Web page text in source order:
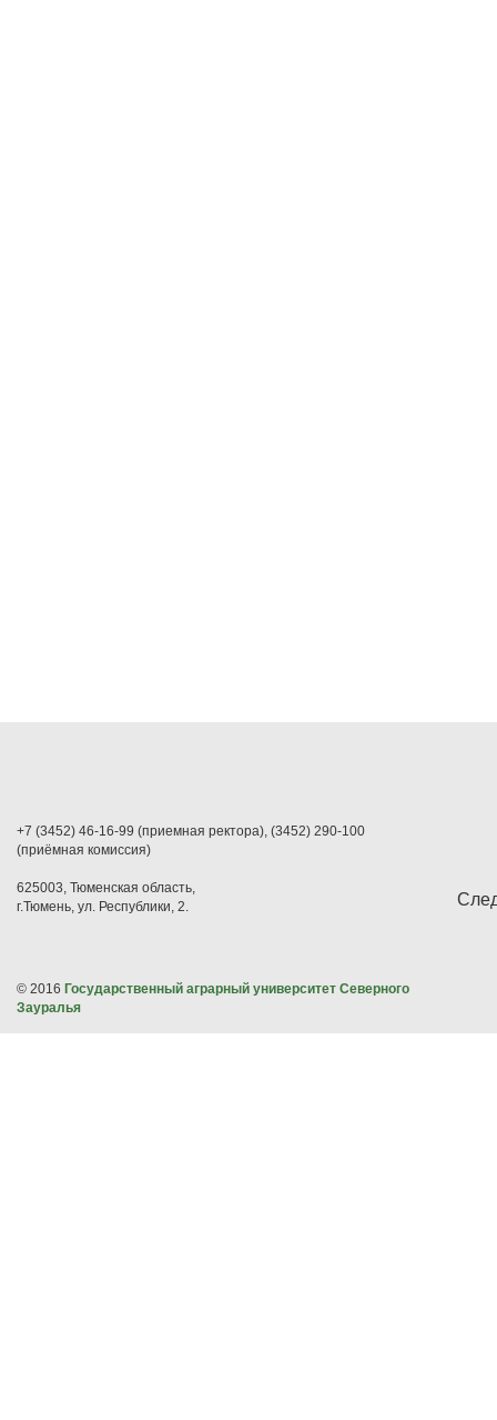
+7 (3452) 46-16-99 (приемная ректора), (3452) 290-100
(приёмная комиссия)
625003, Тюменская область,
г.Тюмень, ул. Республики, 2.
© 2016 Государственный аграрный университет Северного
Зауралья